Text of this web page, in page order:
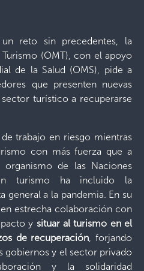
reto sin precedentes, la
(OMT), con el apoyo
de la Salud (OMS), pide a
que presenten nuevas
turístico a recuperarse
trabajo en riesgo mientras
con más fuerza que a
de las Naciones
turismo ha incluido la
general a la pandemia. En su
estrecha colaboración con
y situar al turismo en el
de recuperación, forjando
gobiernos y el sector privado
y la solidaridad